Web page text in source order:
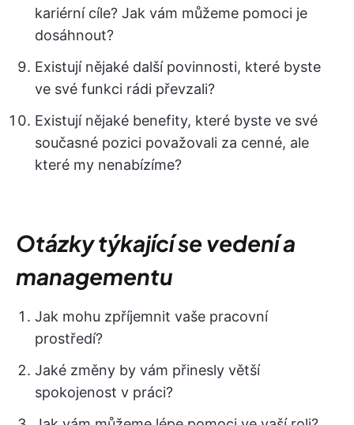
kariérní cíle? Jak vám můžeme pomoci je
dosáhnout?
Existují nějaké další povinnosti, které byste
ve své funkci rádi převzali?
Existují nějaké benefity, které byste ve své
současné pozici považovali za cenné, ale
které my nenabízíme?
Otázky týkající se vedení a
managementu
Jak mohu zpříjemnit vaše pracovní
prostředí?
Jaké změny by vám přinesly větší
spokojenost v práci?